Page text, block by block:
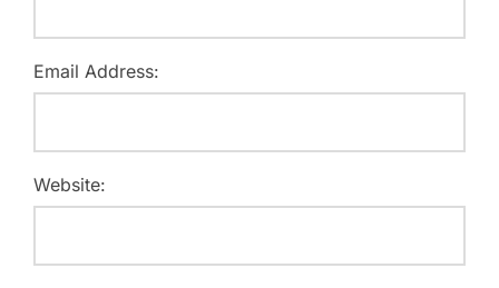
Email Address:
Website: